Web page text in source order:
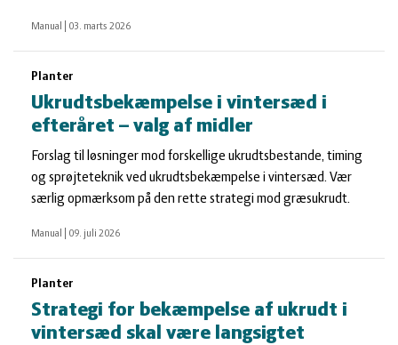
Manual 03. marts 2026
Planter
Ukrudtsbekæmpelse i vintersæd i
efteråret – valg af midler
Forslag til løsninger mod forskellige ukrudtsbestande, timing
og sprøjteteknik ved ukrudtsbekæmpelse i vintersæd. Vær
særlig opmærksom på den rette strategi mod græsukrudt.
Manual 09. juli 2026
Planter
Strategi for bekæmpelse af ukrudt i
vintersæd skal være langsigtet